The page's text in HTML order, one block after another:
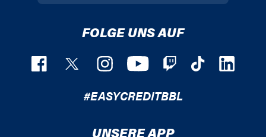
FOLGE UNS AUF
#EASYCREDITBBL
UNSERE APP